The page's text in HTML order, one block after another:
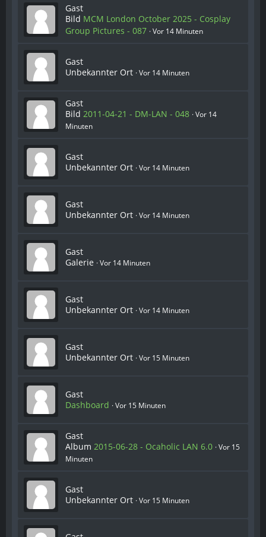
Gast
Bild MCM London October 2025 - Cosplay
Group Pictures - 087 Vor 14 Minuten
Gast
Unbekannter Ort Vor 14 Minuten
Gast
Bild 2011-04-21 - DM-LAN - 048 Vor 14
Minuten
Gast
Unbekannter Ort Vor 14 Minuten
Gast
Unbekannter Ort Vor 14 Minuten
Gast
Galerie
Vor 14 Minuten
Gast
Unbekannter Ort Vor 14 Minuten
Gast
Unbekannter Ort Vor 15 Minuten
Gast
Dashboard
Vor 15 Minuten
Gast
Album 2015-06-28 - Ocaholic LAN 6.0 Vor 15
Minuten
Gast
Unbekannter Ort Vor 15 Minuten